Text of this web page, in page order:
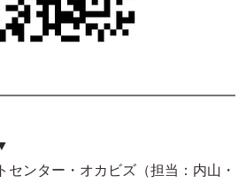
▼
センター・オカビズ（担当：内山・